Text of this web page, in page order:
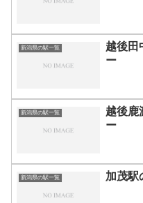
新潟県の駅一覧
越後田
ー
新潟県の駅一覧
越後鹿
ー
新潟県の駅一覧 加茂駅